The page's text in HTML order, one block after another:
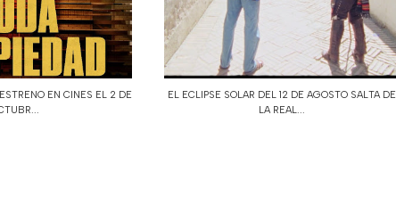
EN CINES EL 2 DE
EL ECLIPSE SOLAR DEL 12 DE AGOSTO SALTA DE
LA REAL...